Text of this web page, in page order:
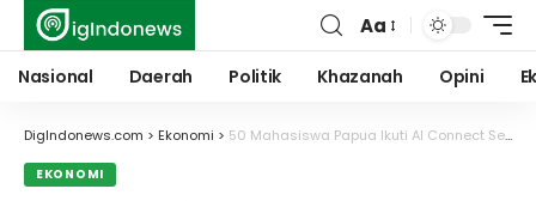
Font
Resizer
Aa
Nasional Daerah Politik Khazanah Opini
DigIndonews.com > Ekonomi > 50 Mahasiswa Papua Ikuti AI Connect Series tentang Produktivitas Mahasiswa Berbasis AI
EKONOMI